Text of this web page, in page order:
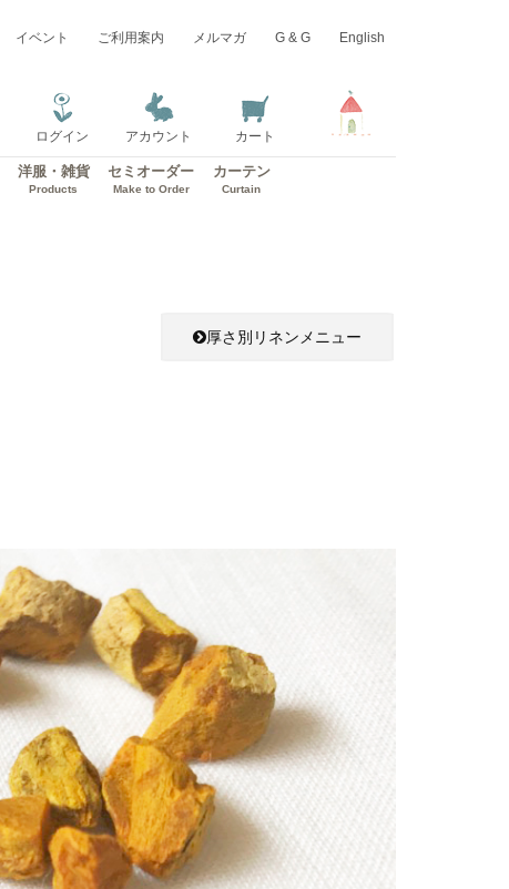
English
G & G
メルマガ
ご利用案内
イベント
ログイン アカウント カート
洋服・雑貨
Products
セミオーダー
Make to Order
カーテン
Curtain
厚さ別リネンメニュー